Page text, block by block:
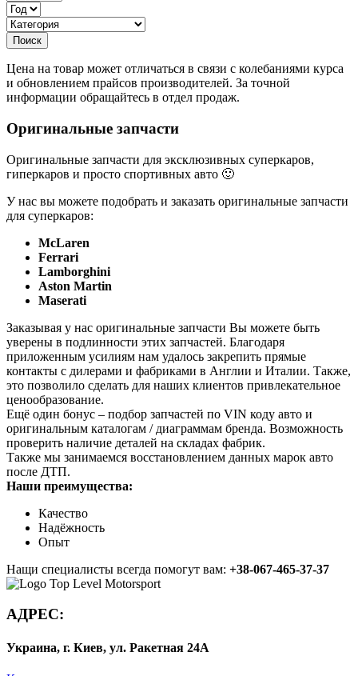
Цена на товар может отличаться в связи с колебаниями курса
и обновлением прайсов производителей. За точной
информации обращайтесь в отдел продаж.
Оригинальные запчасти
Оригинальные запчасти для эксклюзивных суперкаров,
гиперкаров и просто спортивных авто 🙂
У нас вы можете подобрать и заказать оригинальные запчасти
для суперкаров:
McLaren
Ferrari
Lamborghini
Aston Martin
Maserati
Заказывая у нас оригинальные запчасти Вы можете быть
уверены в подлинности этих запчастей. Благодаря
приложенным усилиям нам удалось закрепить прямые
контакты с дилерами и фабриками в Англии и Италии. Также,
это позволило сделать для наших клиентов привлекательное
ценообразование.
Ещё один бонус – подбор запчастей по VIN коду авто и
оригинальным каталогам / диаграммам бренда. Возможность
проверить наличие деталей на складах фабрик.
Также мы занимаемся восстановлением данных марок авто
после ДТП.
Наши преимущества:
Качество
Надёжность
Опыт
Нащи специалисты всегда помогут вам: +38-067-465-37-37
АДРЕС:
Украина, г. Киев, ул. Ракетная 24А